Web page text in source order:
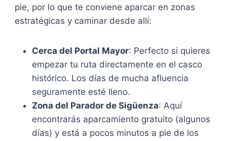
pie, por lo que te conviene aparcar en zonas
estratégicas y caminar desde allí:
Cerca del Portal Mayor: Perfecto si quieres
empezar tu ruta directamente en el casco
histórico. Los días de mucha afluencia
seguramente esté lleno.
Zona del Parador de Sigüenza: Aquí
encontrarás aparcamiento gratuito (algunos
días) y está a pocos minutos a pie de los